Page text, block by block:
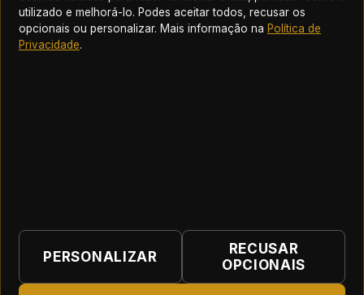
ÉPOCA EQUIPA J G AST
ASSOCIAÇÃO DESPORTIVA OVARENSE
Termos e Condições|
Política de Privacidade|Preferências de cookies
utilizado e melhorá-lo. Podes aceitar todos, recusar os
opcionais ou personalizar. Mais informação na Política de
Privacidade.
PERSONALIZAR
RECUSAR
OPCIONAIS